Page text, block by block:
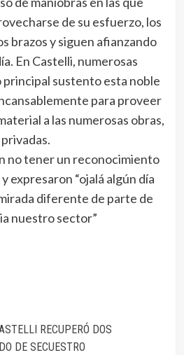
de su esfuerzo, los
brazos y siguen afianzando
En Castelli, numerosas
sustento esta noble
para proveer
a las numerosas obras,
no tener un reconocimiento
expresaron “ojalá algún día
diferente de parte de
nuestro sector”
RECUPERÓ DOS
DE SECUESTRO